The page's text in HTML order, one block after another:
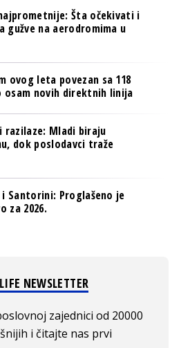
Šta očekivati i
gužve na aerodromima u
ovog leta povezan sa 118
osam novih direktnih linija
razilaze: Mladi biraju
dok poslodavci traže
Santorini: Proglašeno je
za 2026.
NEWSLETTER
zajednici od 20000
i čitajte nas prvi